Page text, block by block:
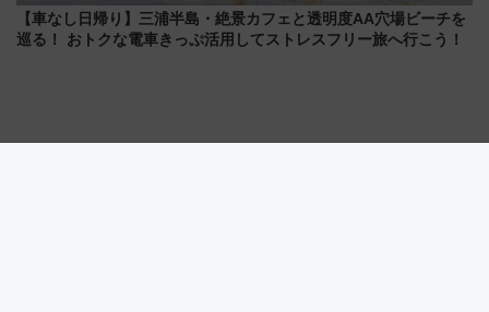
【車なし日帰り】三浦半島・絶景カフェと透明度AA穴場ビーチを
巡る！ おトクな電車きっぷ活用してストレスフリー旅へ行こう！